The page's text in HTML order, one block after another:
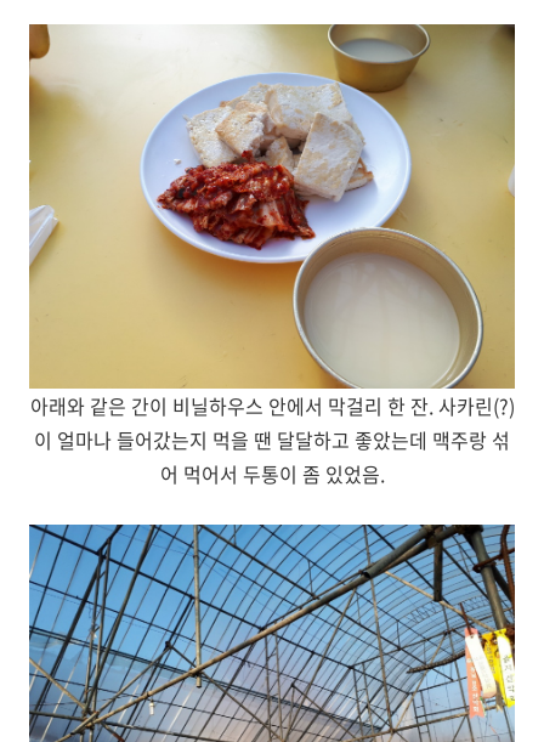
아래와 같은 간이 비닐하우스 안에서 막걸리 한 잔. 사카린(?)
이 얼마나 들어갔는지 먹을 땐 달달하고 좋았는데 맥주랑 섞
어 먹어서 두통이 좀 있었음.